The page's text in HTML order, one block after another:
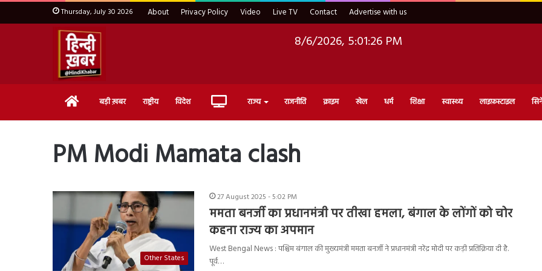
Thursday, July 30 2026 About Privacy Policy Video Live TV Contact Advertise with us
8/6/2026, 5:01:27 PM
Home बड़ी ख़बर राष्ट्रीय विदेश Live राज्य राजनीति क्राइम खेल धर्म शिक्षा स्वास्थ्य लाइफ़स्टाइल
PM Modi Mamata clash
Other States
27 August 2025 - 5:02 PM
ममता बनर्जी का प्रधानमंत्री पर तीखा हमला, बंगाल के लोंगों को चोर
कहना राज्य का अपमान
West Bengal News : पश्चिम बंगाल की मुख्यमंत्री ममता बनर्जी ने प्रधानमंत्री नरेंद्र मोदी पर कड़ी प्रतिक्रिया दी है.
पूर्व…